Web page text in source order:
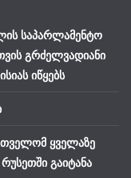
საპარლამენტო
გრძელვადიანი
იწყებს
ყველაზე
გაიტანა